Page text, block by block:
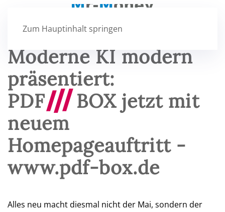
Zum Hauptinhalt springen
Moderne KI modern
präsentiert:
PDF/// BOX jetzt mit
neuem
Homepageauftritt -
www.pdf-box.de
Alles neu macht diesmal nicht der Mai, sondern der